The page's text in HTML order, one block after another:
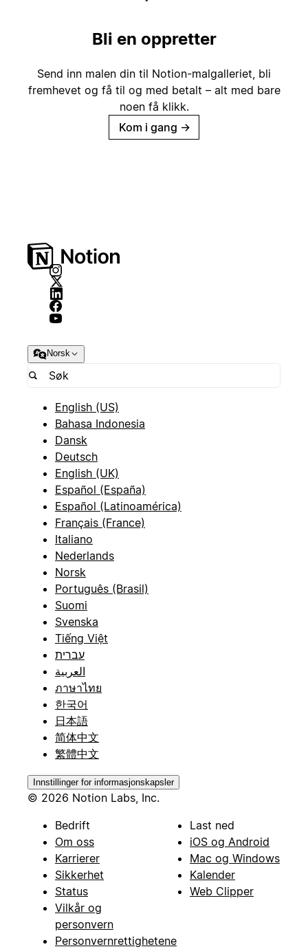
Bli en oppretter
Send inn malen din til Notion-malgalleriet, bli
fremhevet og få til og med betalt – alt med bare
noen få klikk.
Kom i gang →
Norsk
English (US)
Bahasa Indonesia
Dansk
Deutsch
English (UK)
Español (España)
Español (Latinoamérica)
Français (France)
Italiano
Nederlands
Norsk
Português (Brasil)
Suomi
Svenska
Tiếng Việt
עברית
العربية
ภาษาไทย
한국어
日本語
简体中文
繁體中文
Innstillinger for informasjonskapsler
© 2026 Notion Labs, Inc.
Bedrift
Om oss
Karrierer
Sikkerhet
Status
Vilkår og
personvern
Personvernrettighetene
Last ned
iOS og Android
Mac og Windows
Kalender
Web Clipper